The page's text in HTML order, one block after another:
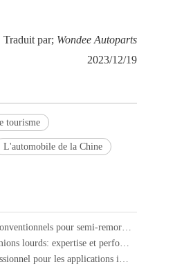
Traduit par; Wondee Autoparts
2023/12/19
tourisme
L'automobile de la Chine
Ressorts à lames de suspension robustes conventionnels pour semi-remorques
Linkers aériens pour les remorques et camions lourds: expertise et performance
Springs de feuilles de camion léger professionnel pour les applications industrielles et de transport